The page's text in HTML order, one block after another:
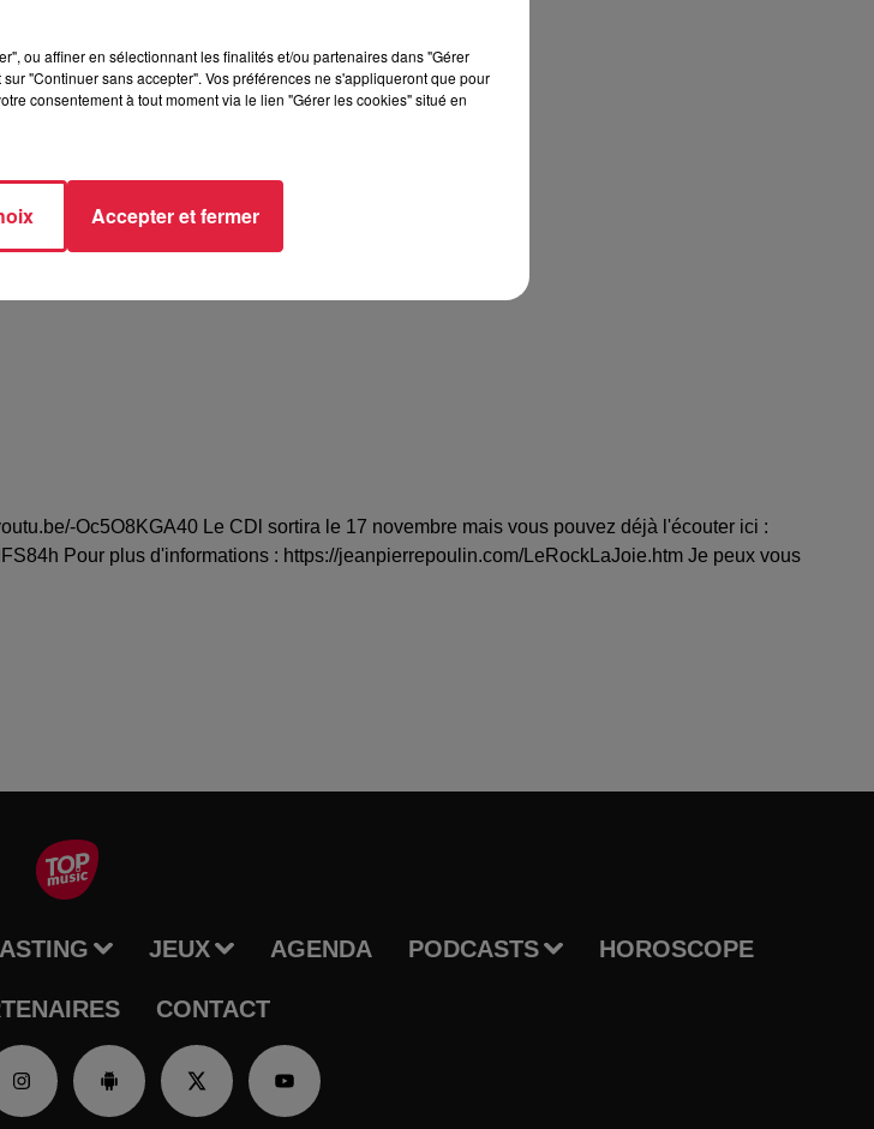
Oc5O8KGA40 Le CDl sortira le 17 novembre mais vous pouvez déjà l'écouter ici :
Pour plus d'informations : https://jeanpierrepoulin.com/LeRockLaJoie.htm Je peux vous
JEUX AGENDA PODCASTS HOROSCOPE
CONTACT
ou affiner en sélectionnant les finalités et/ou partenaires dans "Gérer
"Continuer sans accepter". Vos préférences ne s'appliqueront que pour
consentement à tout moment via le lien "Gérer les cookies" situé en
Accepter et fermer